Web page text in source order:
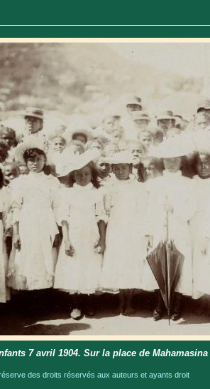
7 avril 1904. Sur la place de Mahamasina
des droits réservés aux auteurs et ayants droit